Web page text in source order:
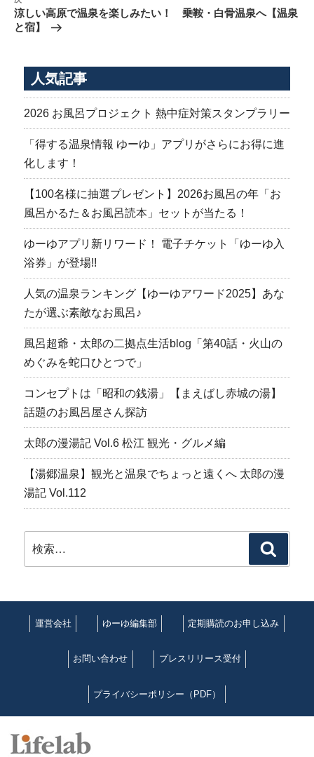
ゲ
ー
ョ
の
投
涼しい高原で温泉を楽しみたい！ 乗鞍・白骨温泉へ【温泉
と宿】
人気記事
2026 お風呂プロジェクト 熱中症対策スタンプラリー
「得する温泉情報 ゆーゆ」アプリがさらにお得に進
化します！
【100名様に抽選プレゼント】2026お風呂の年「お
風呂かるた＆お風呂読本」セットが当たる！
ゆーゆアプリ新リワード！ 電子チケット「ゆーゆ入
浴券」が登場!!
人気の温泉ランキング【ゆーゆアワード2025】あな
たが選ぶ素敵なお風呂♪
風呂超爺・太郎の二拠点生活blog「第40話・火山の
めぐみを蛇口ひとつで」
コンセプトは「昭和の銭湯」【まえばし赤城の湯】
話題のお風呂屋さん探訪
太郎の漫湯記 Vol.6 松江 観光・グルメ編
【湯郷温泉】観光と温泉でちょっと遠くへ 太郎の漫
湯記 Vol.112
索
運営会社 ゆーゆ編集部 定期購読のお申し込み
お問い合わせ プレスリリース受付
プライバシーポリシー（PDF）